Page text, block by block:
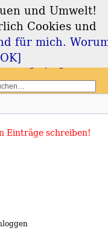
und
Einträge schreiben!
und Umwelt!
Cookies und
für mich.